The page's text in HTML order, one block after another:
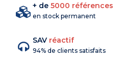
+ de 5000 références
en stock permanent
SAV réactif
94% de clients satisfaits